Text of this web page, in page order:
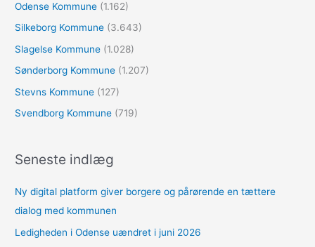
Odense Kommune (1.162)
Silkeborg Kommune (3.643)
Slagelse Kommune (1.028)
Sønderborg Kommune (1.207)
Stevns Kommune (127)
Svendborg Kommune (719)
Seneste indlæg
Ny digital platform giver borgere og pårørende en tættere
dialog med kommunen
Ledigheden i Odense uændret i juni 2026